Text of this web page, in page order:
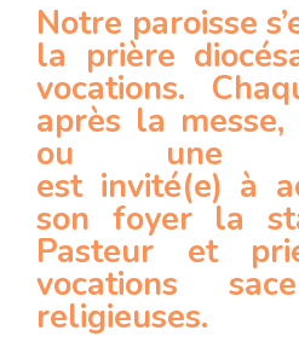
Notre paroisse
la prière
vocations.
après la
ou une
est invité(e) à
son foyer la
Pasteur et
vocations
religieuses.